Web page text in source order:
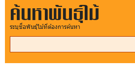
ค้นหาพันธุ์ไม้
ระบุชื่อพันธุ์ไม้ที่ต้องการค้นหา